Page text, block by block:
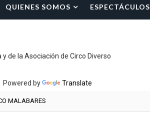
QUIENES SOMOS ESPECTÁCULOS
de la Asociación de Circo Diverso
Powered by Translate
MALABARES